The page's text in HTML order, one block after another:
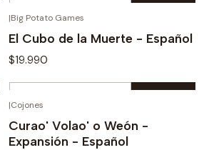
Quantity
Buy now
|Big Potato Games
El Cubo de la Muerte - Español
$19.990
Quantity
Buy now
|Cojones
Curao' Volao' o Weón -
Expansión - Español